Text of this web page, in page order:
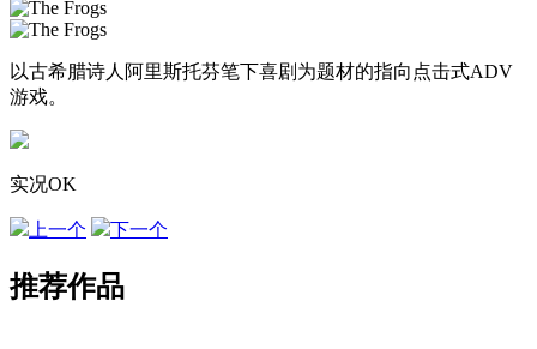
以古希腊诗人阿里斯托芬笔下喜剧为题材的指向点击式ADV
游戏。
实况OK
上一个 下一个
推荐作品